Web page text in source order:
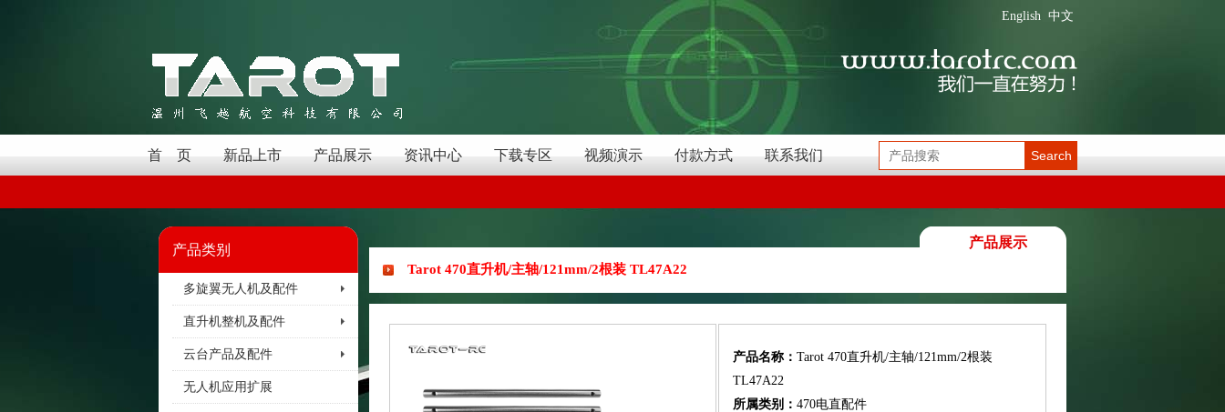
中文
English
首 页 新品上市 产品展示 资讯中心 下载专区 视频演示 付款方式 联系我们 Search
产品类别
多旋翼无人机及配件
直升机整机及配件
云台产品及配件
无人机应用扩展
产品展示
Tarot 470直升机/主轴/121mm/2根装 TL47A22
产品名称： Tarot 470直升机/主轴/121mm/2根装
TL47A22
所属类别： 470电直配件